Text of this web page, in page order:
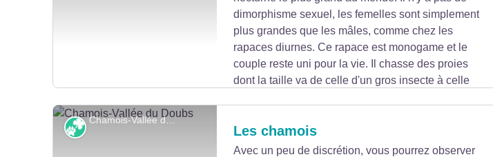
dimorphisme sexuel, les femelles sont simplement
plus grandes que les mâles, comme chez les
rapaces diurnes. Ce rapace est monogame et le
couple reste uni pour la vie. Il chasse des proies
dont la taille va de celle d'un gros insecte à celle
nature, le grand-duc peut vivre une vingtaine d'années, mais rares sont les individus
qui meurent naturellement.
Chamois-Vallée du Doubs - P.Bruot
Faune et flore Les chamois
Avec un peu de discrétion, vous pourrez observer